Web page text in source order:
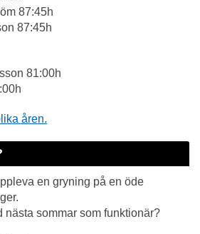
87:45h
87:45h
81:00h
åren.
en gryning på en öde
nästa sommar som funktionär?